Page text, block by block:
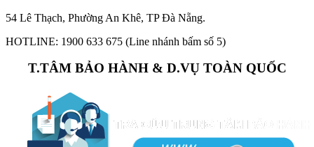
54 Lê Thạch, Phường An Khê, TP Đà Nẵng.
HOTLINE: 1900 633 675 (Line nhánh bấm số 5)
T.TÂM BẢO HÀNH & D.VỤ TOÀN QUỐC